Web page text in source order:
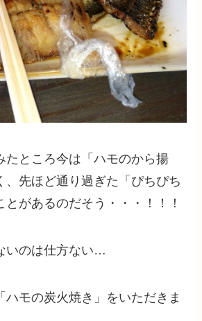
たところ今は「ハモのから揚
、先ほど通り過ぎた「ぴちぴち
があるのだそう・・・！！！
いのは仕方ない…
ハモの炭火焼き」をいただきま